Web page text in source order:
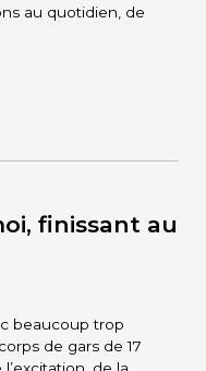
au quotidien, de
finissant au
beaucoup trop
de gars de 17